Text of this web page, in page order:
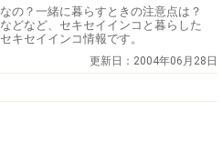
の？一緒に暮らすときの注意点は？
どなど、セキセイインコと暮らした
キセイインコ情報です。
更新日： 2004年06月28日